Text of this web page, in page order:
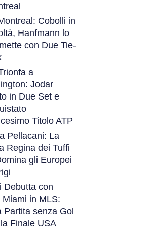
Cobolli in
Hanfmann lo
con Due Tie-
a
Jodar
in Due Set e
Titolo ATP
Pellacani: La
Regina dei Tuffi
gli Europei
Debutta con
Miami in MLS:
Partita senza Gol
Finale USA